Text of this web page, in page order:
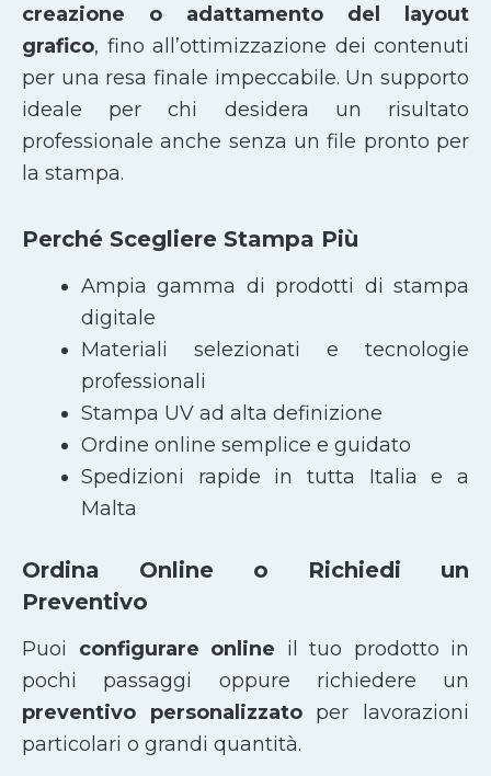
creazione o adattamento del layout
grafico, fino all’ottimizzazione dei contenuti
per una resa finale impeccabile. Un supporto
ideale per chi desidera un risultato
professionale anche senza un file pronto per
la stampa.
Perché Scegliere Stampa Più
Ampia gamma di prodotti di stampa
digitale
Materiali selezionati e tecnologie
professionali
Stampa UV ad alta definizione
Ordine online semplice e guidato
Spedizioni rapide in tutta Italia e a
Malta
Ordina Online o Richiedi un
Preventivo
Puoi configurare online il tuo prodotto in
pochi passaggi oppure richiedere un
preventivo personalizzatoper lavorazioni
particolari o grandi quantità.